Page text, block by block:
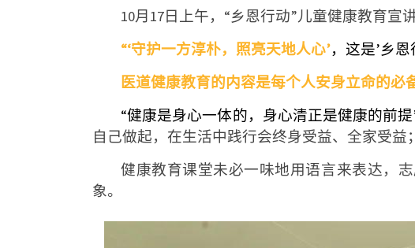
10月17日上午，“乡恩行动”儿童健康教育宣
“‘守护一方淳朴， 照亮天地人心’，这是’乡
医道健康教育的内容是每个人安身立命的必
“健康是身心一体的，身心清正是健康的前提
自己做起，在生活中践行会终身受益、全家受
健康教育课堂未必一味地用语言来表达，
象。